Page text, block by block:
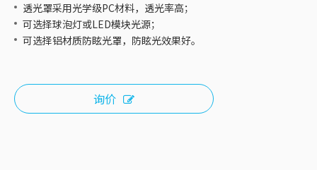
透光罩采用光学级PC材料，透光率高；
可选择球泡灯或LED模块光源；
可选择铝材质防眩光罩，防眩光效果好。
询价